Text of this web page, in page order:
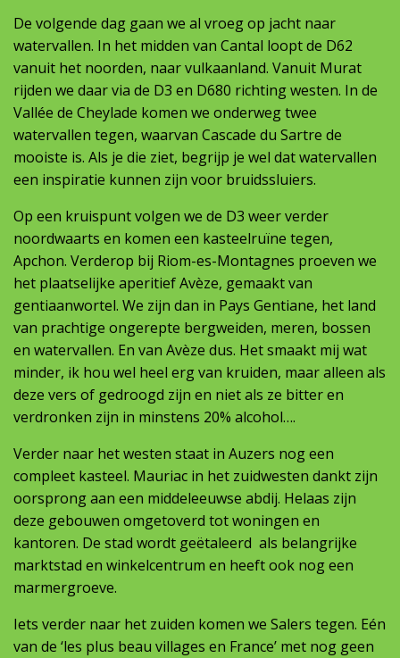
De volgende dag gaan we al vroeg op jacht naar
watervallen. In het midden van Cantal loopt de D62
vanuit het noorden, naar vulkaanland. Vanuit Murat
rijden we daar via de D3 en D680 richting westen. In de
Vallée de Cheylade komen we onderweg twee
watervallen tegen, waarvan Cascade du Sartre de
mooiste is. Als je die ziet, begrijp je wel dat watervallen
een inspiratie kunnen zijn voor bruidssluiers.
Op een kruispunt volgen we de D3 weer verder
noordwaarts en komen een kasteelruïne tegen,
Apchon. Verderop bij Riom-es-Montagnes proeven we
het plaatselijke aperitief Avèze, gemaakt van
gentiaanwortel. We zijn dan in Pays Gentiane, het land
van prachtige ongerepte bergweiden, meren, bossen
en watervallen. En van Avèze dus. Het smaakt mij wat
minder, ik hou wel heel erg van kruiden, maar alleen als
deze vers of gedroogd zijn en niet als ze bitter en
verdronken zijn in minstens 20% alcohol….
Verder naar het westen staat in Auzers nog een
compleet kasteel. Mauriac in het zuidwesten dankt zijn
oorsprong aan een middeleeuwse abdij. Helaas zijn
deze gebouwen omgetoverd tot woningen en
kantoren. De stad wordt geëtaleerd als belangrijke
marktstad en winkelcentrum en heeft ook nog een
marmergroeve.
Iets verder naar het zuiden komen we Salers tegen. Eén
van de ‘les plus beau villages en France’ met nog geen